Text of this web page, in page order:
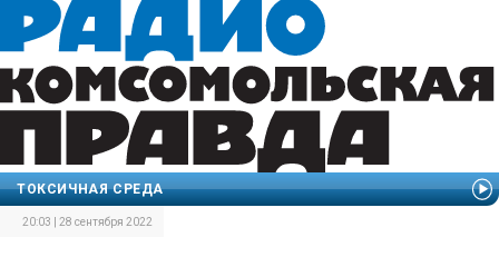
ТОКСИЧНАЯ СРЕДА
20:03 | 28 сентября 2022